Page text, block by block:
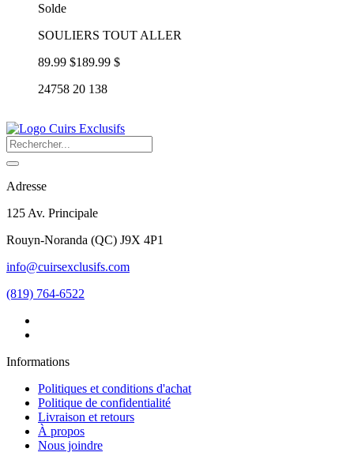
Solde
SOULIERS TOUT ALLER
89.99 $189.99 $
24758 20 138
Adresse
125 Av. Principale
Rouyn-Noranda (QC) J9X 4P1
info@cuirsexclusifs.com
(819) 764-6522
Informations
Politiques et conditions d'achat
Politique de confidentialité
Livraison et retours
À propos
Nous joindre